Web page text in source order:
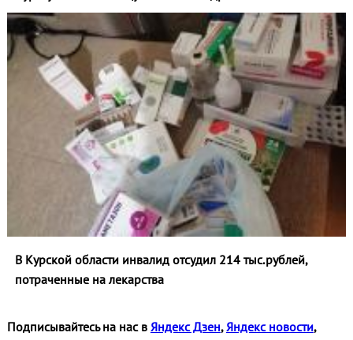
В Курской области инвалид отсудил 214 тыс.рублей,
потраченные на лекарства
Подписывайтесь на нас в Яндекс Дзен, Яндекс новости,